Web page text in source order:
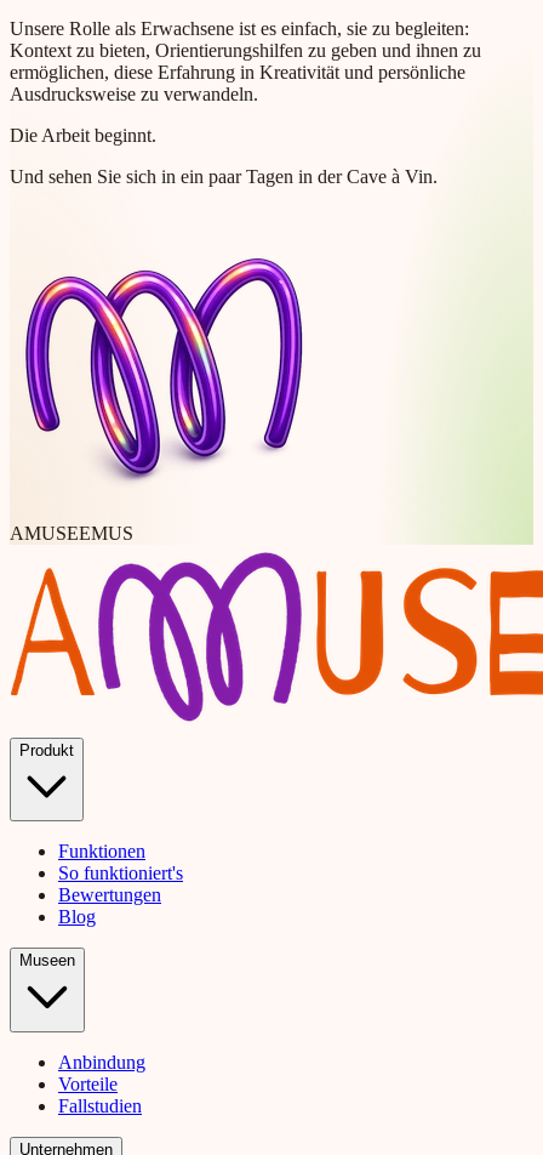
Unsere Rolle als Erwachsene ist es einfach, sie zu begleiten:
Kontext zu bieten, Orientierungshilfen zu geben und ihnen zu
ermöglichen, diese Erfahrung in Kreativität und persönliche
Ausdrucksweise zu verwandeln.
Die Arbeit beginnt.
Und sehen Sie sich in ein paar Tagen in der Cave à Vin.
AMUSEEMUS
Produkt
Funktionen
So funktioniert's
Bewertungen
Blog
Museen
Anbindung
Vorteile
Fallstudien
Unternehmen